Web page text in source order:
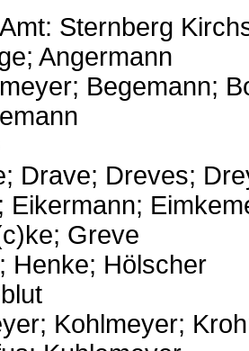
Sternberg
Angermann
Begemann;
Drave; Dreves;
Eikermann;
Greve
Henke; Hölscher
Kohlmeyer;